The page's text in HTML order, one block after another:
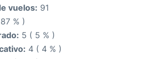
vuelos: 91
% )
5 ( 5 % )
4 ( 4 % )